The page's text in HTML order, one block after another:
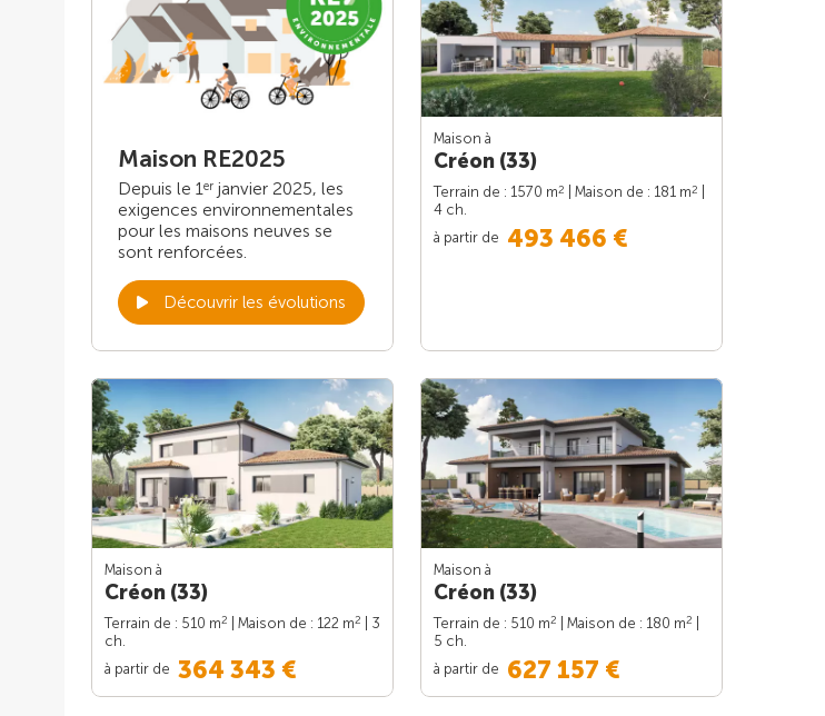
Maison RE2025
Depuis le 1 er janvier 2025, les
exigences environnementales
pour les maisons neuves se
sont renforcées.
Découvrir les évolutions
Maison à
Créon (33)
Terrain de : 1570 m2 | Maison de : 181 m2
4 ch.
à partir de 493 466 €
Maison à
Créon (33)
Terrain de : 510 m2 | Maison de : 122 m2
| 3
ch.
à partir de 364 343 €
Maison à
Créon (33)
Terrain de : 510 m2 | Maison de : 180 m2
5 ch.
à partir de 627 157 €